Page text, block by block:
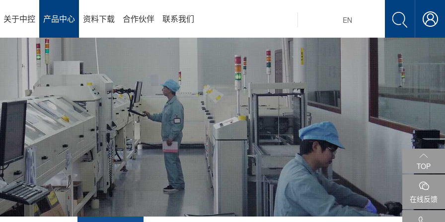
EN
关于中控 产品中心 资料下载 合作伙伴 联系我们
TOP
在线反馈